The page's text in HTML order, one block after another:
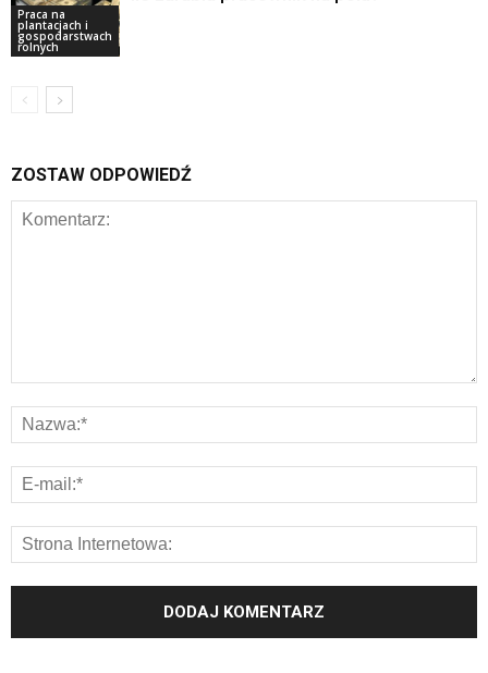
Praca na
plantacjach i
gospodarstwach
rolnych
ZOSTAW ODPOWIEDŹ